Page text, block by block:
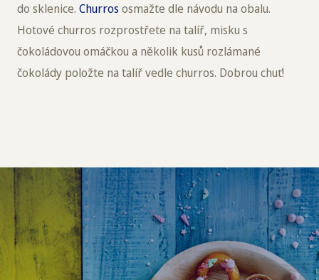
do sklenice. Churros osmažte dle návodu na obalu.
Hotové churros rozprostřete na talíř, misku s
čokoládovou omáčkou a několik kusů rozlámané
čokolády položte na talíř vedle churros. Dobrou chuť!